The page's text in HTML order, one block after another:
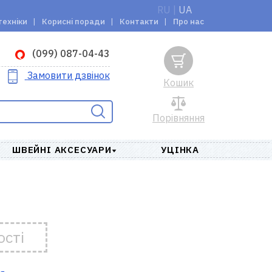
RU UA
Корисні поради Контакти Про нас
(099) 087-04-43
Замовити дзвінок
Порівняння
Кошик
ШВЕЙНІ АКСЕСУАРИ УЦІНКА